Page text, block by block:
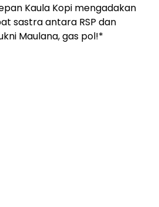
Kaula Kopi mengadakan
sastra antara RSP dan
Maulana, gas pol!*